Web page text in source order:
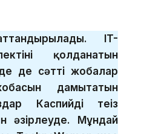
IT-
қолданатын
де сәтті жобалар
дамытатын
Каспийдің теңіз
әзірлеуде. Мұндай